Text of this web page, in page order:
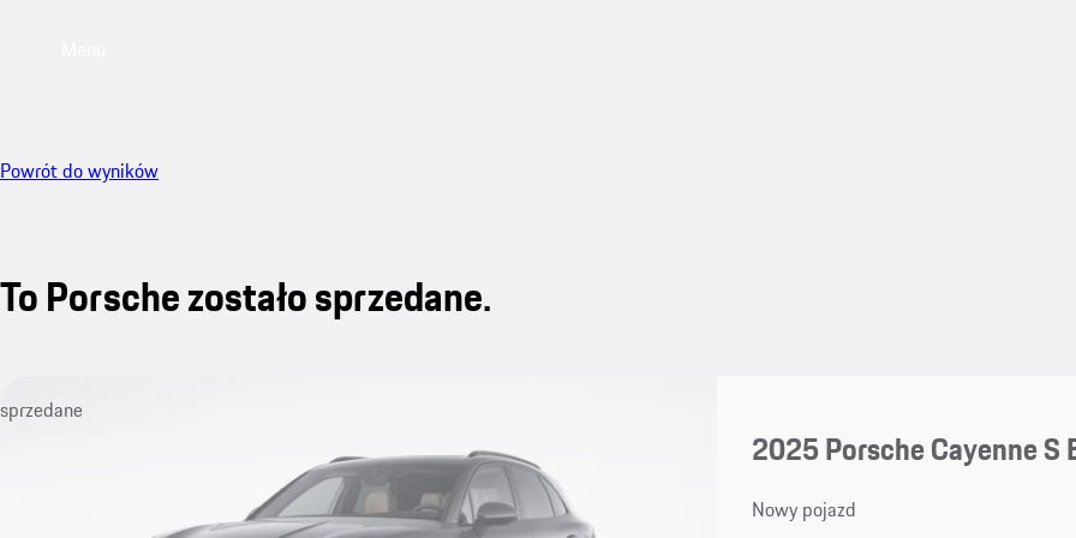
Powrót do wyników
To Porsche zostało sprzedane.
sprzedane
2025 Porsche Cayenne S
Nowy pojazd